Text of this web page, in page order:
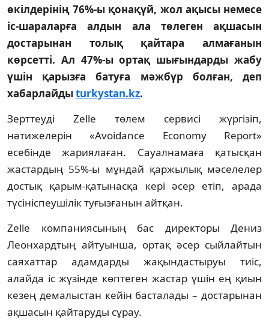
өкілдерінің 76%-ы қонақүй, жол ақысы немесе
іс-шараларға алдын ала төлеген ақшасын
достарынан толық қайтара алмағанын
көрсетті. Ал 47%-ы ортақ шығындарды жабу
үшін қарызға батуға мәжбүр болған, деп
хабарлайдыturkystan.kz.
Зерттеуді Zelle төлем сервисі жүргізіп,
нәтижелерін «Avoidance Economy Report»
есебінде жариялаған. Сауалнамаға қатысқан
жастардың 55%-ы мұндай қаржылық мәселелер
достық қарым-қатынасқа кері әсер етіп, арада
түсініспеушілік туғызғанын айтқан.
Zelle компаниясының бас директоры Дениз
Леонхардтың айтуынша, ортақ әсер сыйлайтын
саяхаттар адамдарды жақындастыруы тиіс,
алайда іс жүзінде көптеген жастар үшін ең қиын
кезең демалыстан кейін басталады – достарынан
ақшасын қайтаруды сұрау.